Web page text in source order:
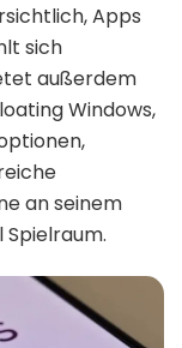
Apps
sich
außerdem
Windows,
an seinem